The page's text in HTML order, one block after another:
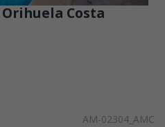
Costa
AM-02304_AMC